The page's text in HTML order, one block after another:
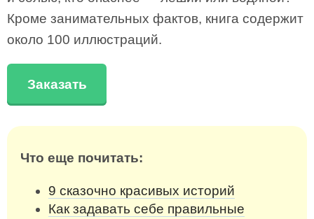
Кроме занимательных фактов, книга содержит
около 100 иллюстраций.
Заказать
Что еще почитать:
9 сказочно красивых историй
Как задавать себе правильные